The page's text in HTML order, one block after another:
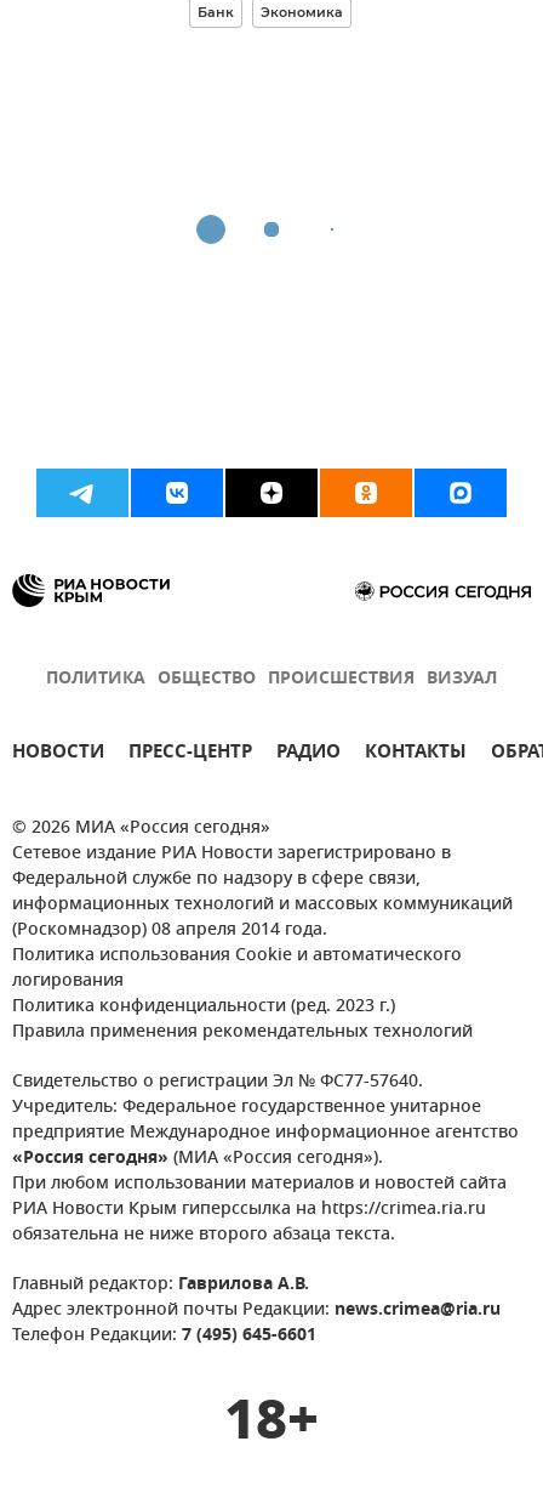
Банк Экономика
ПОЛИТИКА ОБЩЕСТВО ПРОИСШЕСТВИЯ ВИЗУАЛ
НОВОСТИ ПРЕСС-ЦЕНТР РАДИО КОНТАКТЫ
© 2026 МИА «Россия сегодня»
Сетевое издание РИА Новости зарегистрировано в
Федеральной службе по надзору в сфере связи,
информационных технологий и массовых коммуникаций
(Роскомнадзор) 08 апреля 2014 года.
Политика использования Cookie и автоматического
логирования
Политика конфиденциальности (ред. 2023 г.)
Правила применения рекомендательных технологий
Свидетельство о регистрации Эл № ФС77-57640.
Учредитель: Федеральное государственное унитарное
предприятие Международное информационное агентство
«Россия сегодня» (МИА «Россия сегодня»).
При любом использовании материалов и новостей сайта
РИА Новости Крым гиперссылка на https://crimea.ria.ru
обязательна не ниже второго абзаца текста.
Главный редактор: Гаврилова А.В.
Адрес электронной почты Редакции: news.crimea@ria.ru
Телефон Редакции: 7 (495) 645-6601
18+